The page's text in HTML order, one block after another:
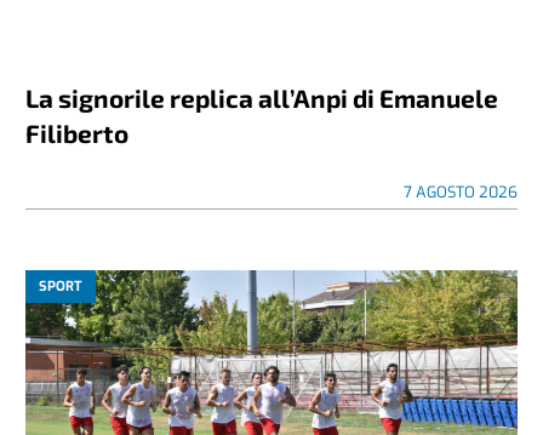
La signorile replica all’Anpi di Emanuele
Filiberto
7 AGOSTO 2026
SPORT